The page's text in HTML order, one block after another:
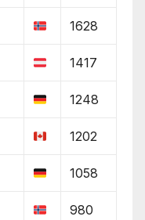
1628
1417
1248
1202
1058
980